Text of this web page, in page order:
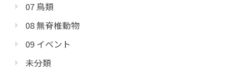
07 鳥類
08 無脊椎動物
09 イベント
未分類